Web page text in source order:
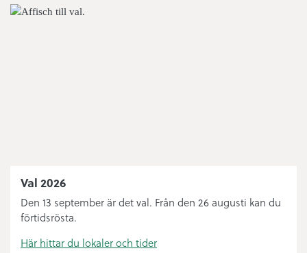
Val 2026
Den 13 september är det val. Från den 26 augusti kan du
förtidsrösta.
Här hittar du lokaler och tider
Knut’n
Felanmälan och journummer